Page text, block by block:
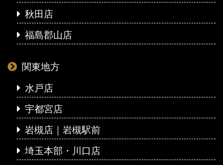
秋田店
福島郡山店
関東地方
水戸店
宇都宮店
岩槻店｜岩槻駅前
埼玉本部・川口店